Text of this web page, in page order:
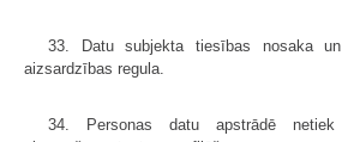
33. Datu subjekta tiesības nosaka
aizsardzības regula.
34. Personas datu apstrādē netiek